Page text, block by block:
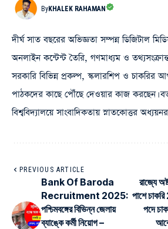
ByKHALEK RAHAMAN
দীর্ঘ সাত বছরের অভিজ্ঞতা সম্পন্ন ডিজিটাল
অনলাইন কন্টেন্ট তৈরি, গণমাধ্যম ও
সরকারি বিভিন্ন প্রকল্প, স্কলারশিপ ও চাকরির
পাঠকদের কাছে পৌঁছে দেওয়ার কাজ করছেন।
বিশ্ববিদ্যালয়ে সাংবাদিকতায় স্নাতকোত্তর
PREVIOUS ARTICLE
Bank Of Baroda
Recruitment 2025:
পশ্চিমবঙ্গের বিভিন্ন জেলায়
ব্যাঙ্কে কর্মী নিয়োগ –
রাজ্যে
পাশে
পদে